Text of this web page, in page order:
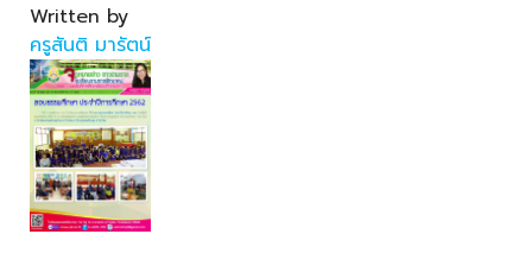
Written by
ครูสันติ มารัตน์